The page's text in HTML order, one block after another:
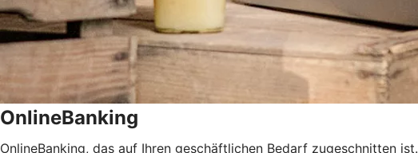
OnlineBanking
OnlineBanking, das auf Ihren geschäftlichen Bedarf zugeschnitten ist.